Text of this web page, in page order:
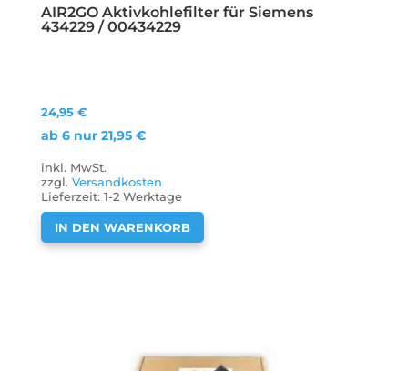
AIR2GO Aktivkohlefilter für Siemens
434229 / 00434229
24,95€
ab 6 nur21,95€
inkl. MwSt.
zzgl.Versandkosten
Lieferzeit:1-2 Werktage
IN DEN WARENKORB